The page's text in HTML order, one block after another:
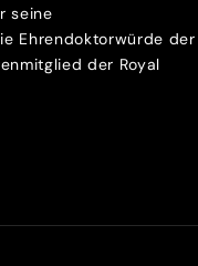
seine
Ehrendoktorwürde der
der Royal